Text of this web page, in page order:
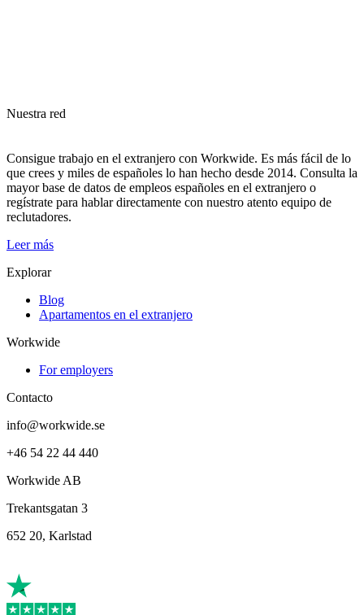
Nuestra red
Consigue trabajo en el extranjero con Workwide. Es más fácil de lo
que crees y miles de españoles lo han hecho desde 2014. Consulta la
mayor base de datos de empleos españoles en el extranjero o
regístrate para hablar directamente con nuestro atento equipo de
reclutadores.
Leer más
Explorar
Blog
Apartamentos en el extranjero
Workwide
For employers
Contacto
info@workwide.se
+46 54 22 44 440
Workwide AB
Trekantsgatan 3
652 20, Karlstad